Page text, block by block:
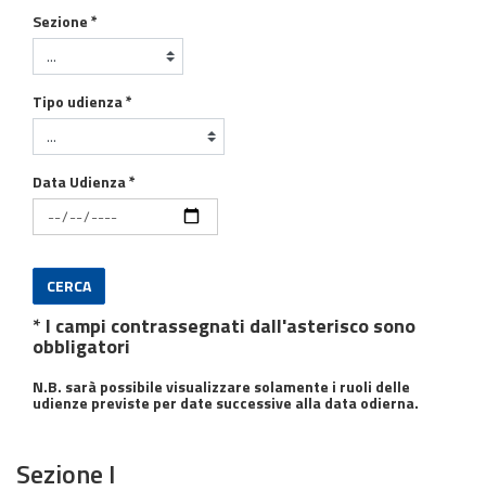
Ruolo Udienza
Sezione *
Tipo udienza *
Data Udienza *
CERCA
* I campi contrassegnati dall'asterisco sono
obbligatori
N.B. sarà possibile visualizzare solamente i ruoli delle
udienze previste per date successive alla data odierna.
Sezione I